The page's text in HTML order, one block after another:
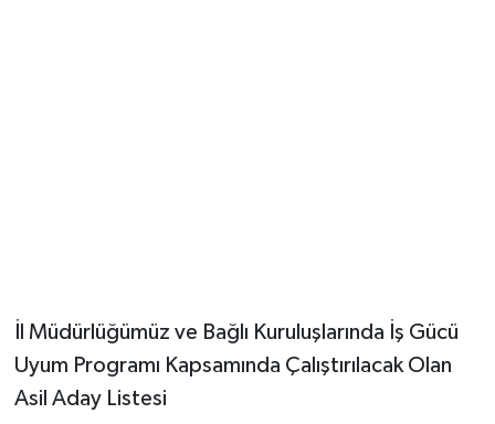
İl Müdürlüğümüz ve Bağlı Kuruluşlarında İş Gücü
Uyum Programı Kapsamında Çalıştırılacak Olan
Asil Aday Listesi